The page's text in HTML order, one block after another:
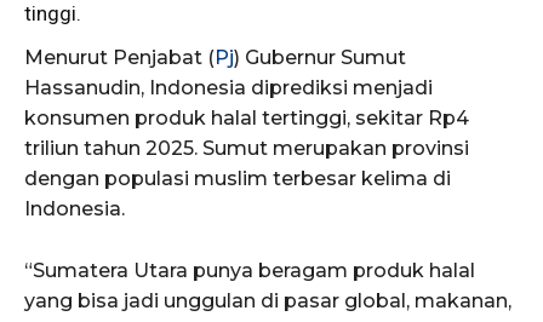
tinggi.
Menurut Penjabat (Pj) Gubernur Sumut
Hassanudin, Indonesia diprediksi menjadi
konsumen produk halal tertinggi, sekitar Rp4
triliun tahun 2025. Sumut merupakan provinsi
dengan populasi muslim terbesar kelima di
Indonesia.
“Sumatera Utara punya beragam produk halal
yang bisa jadi unggulan di pasar global, makanan,